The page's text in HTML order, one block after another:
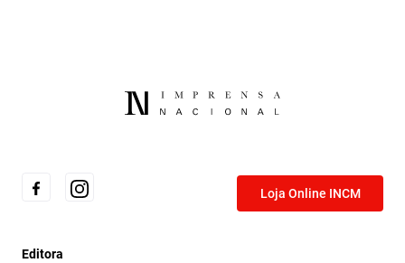
Loja Online INCM
Editora